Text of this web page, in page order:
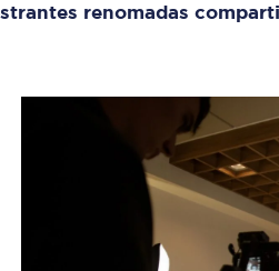
renomadas